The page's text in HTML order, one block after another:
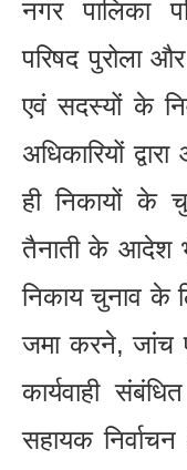
नगर पालिका
परिषद पुरोला
एवं सदस्यों के
अधिकारियों
ही निकायों के
तैनाती के आदेश
निकाय चुनाव के
जमा करने, जांच
कार्यवाही
सहायक निर्वाचन